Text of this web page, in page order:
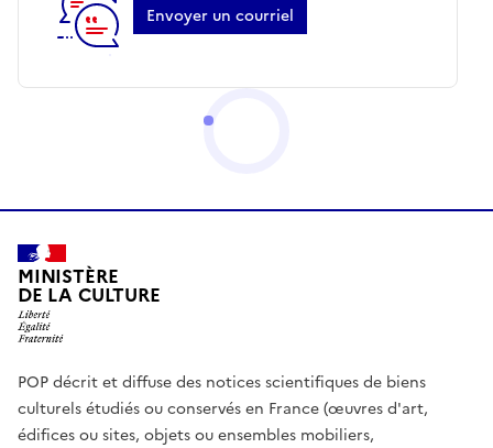
Envoyer un courriel
MINISTÈRE
DE LA CULTURE
POP décrit et diffuse des notices scientifiques de biens
culturels étudiés ou conservés en France (œuvres d'art,
édifices ou sites, objets ou ensembles mobiliers,